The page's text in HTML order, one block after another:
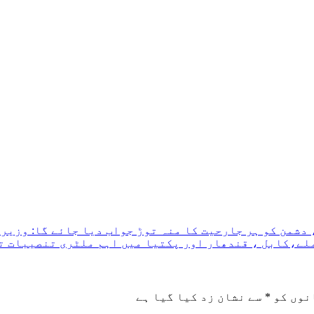
کو ہر جارحیت کا منہ توڑ جواب دیا جائے گا:
، قندھار اور پکتیا میں اہم ملٹری تنصیبات
کو * سے نشان زد کیا گیا ہے